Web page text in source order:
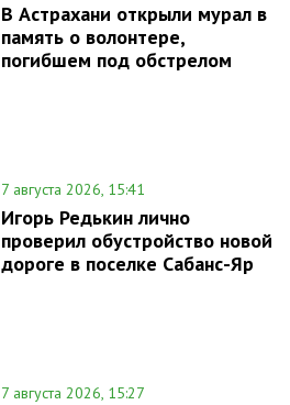
В Астрахани открыли мурал в
память о волонтере,
погибшем под обстрелом
7 августа 2026, 15:41
Игорь Редькин лично
проверил обустройство новой
дороге в поселке Сабанс-Яр
7 августа 2026, 15:27